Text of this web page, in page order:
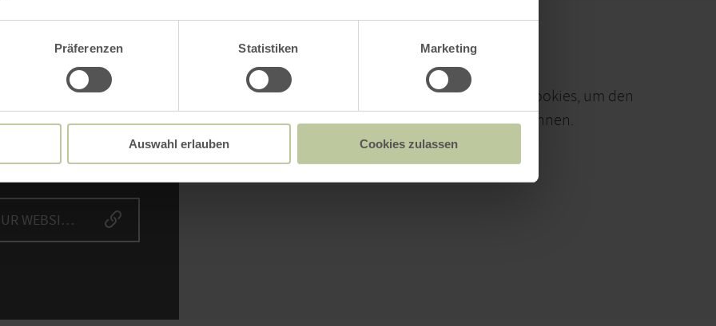
Präferenzen Statistiken Marketing
Auswahl erlauben Cookies zulassen
11
Zülpich
ZUR WEBSITE
Bitte akzeptieren Sie den Einsatz aller Cookies, um den
Inhalt dieser Seite sehen zu können.
Alle Cookies Freigeben